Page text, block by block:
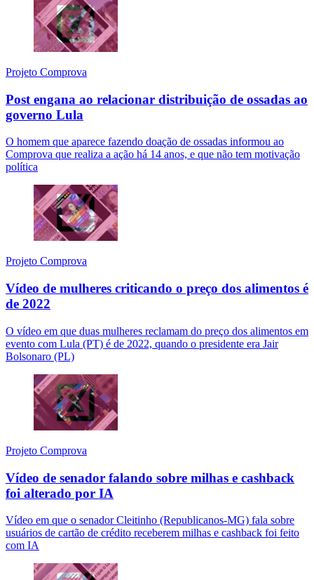
Projeto Comprova
Post engana ao relacionar distribuição de ossadas ao
governo Lula
O homem que aparece fazendo doação de ossadas informou ao
Comprova que realiza a ação há 14 anos, e que não tem motivação
política
Projeto Comprova
Vídeo de mulheres criticando o preço dos alimentos é
de 2022
O vídeo em que duas mulheres reclamam do preço dos alimentos em
evento com Lula (PT) é de 2022, quando o presidente era Jair
Bolsonaro (PL)
Projeto Comprova
Vídeo de senador falando sobre milhas e cashback
foi alterado por IA
Vídeo em que o senador Cleitinho (Republicanos-MG) fala sobre
usuários de cartão de crédito receberem milhas e cashback foi feito
com IA